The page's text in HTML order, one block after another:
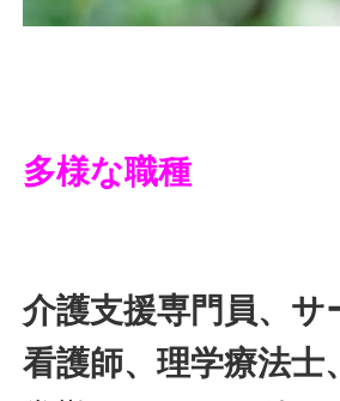
多様な職種
介護支援専門員、サ
看護師、理学療法士